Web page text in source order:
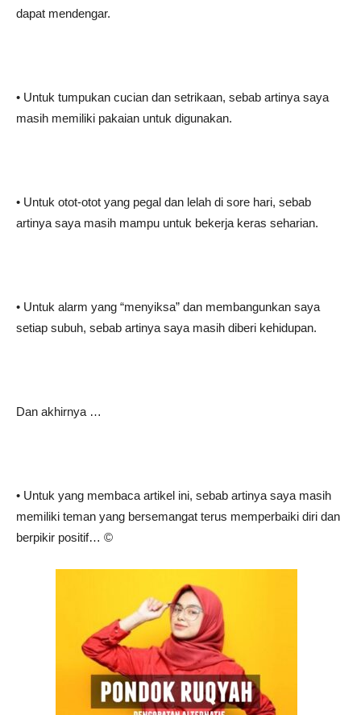
dapat mendengar.
• Untuk tumpukan cucian dan setrikaan, sebab artinya saya
masih memiliki pakaian untuk digunakan.
• Untuk otot-otot yang pegal dan lelah di sore hari, sebab
artinya saya masih mampu untuk bekerja keras seharian.
• Untuk alarm yang “menyiksa” dan membangunkan saya
setiap subuh, sebab artinya saya masih diberi kehidupan.
Dan akhirnya …
• Untuk yang membaca artikel ini, sebab artinya saya masih
memiliki teman yang bersemangat terus memperbaiki diri dan
berpikir positif… ©️